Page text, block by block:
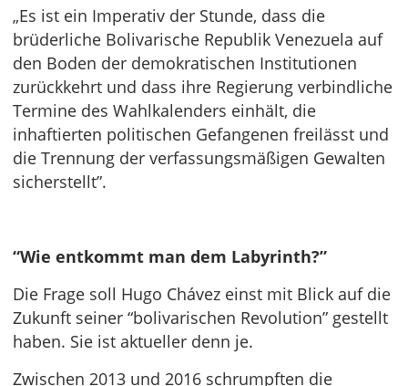
„Es ist ein Imperativ der Stunde, dass die
brüderliche Bolivarische Republik Venezuela auf
den Boden der demokratischen Institutionen
zurückkehrt und dass ihre Regierung verbindliche
Termine des Wahlkalenders einhält, die
inhaftierten politischen Gefangenen freilässt und
die Trennung der verfassungsmäßigen Gewalten
sicherstellt”.
“Wie entkommt man dem Labyrinth?”
Die Frage soll Hugo Chávez einst mit Blick auf die
Zukunft seiner “bolivarischen Revolution” gestellt
haben. Sie ist aktueller denn je.
Zwischen 2013 und 2016 schrumpften die